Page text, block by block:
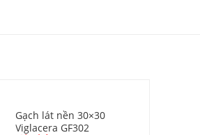
Gạch lát nền 30×30
Viglacera GF302